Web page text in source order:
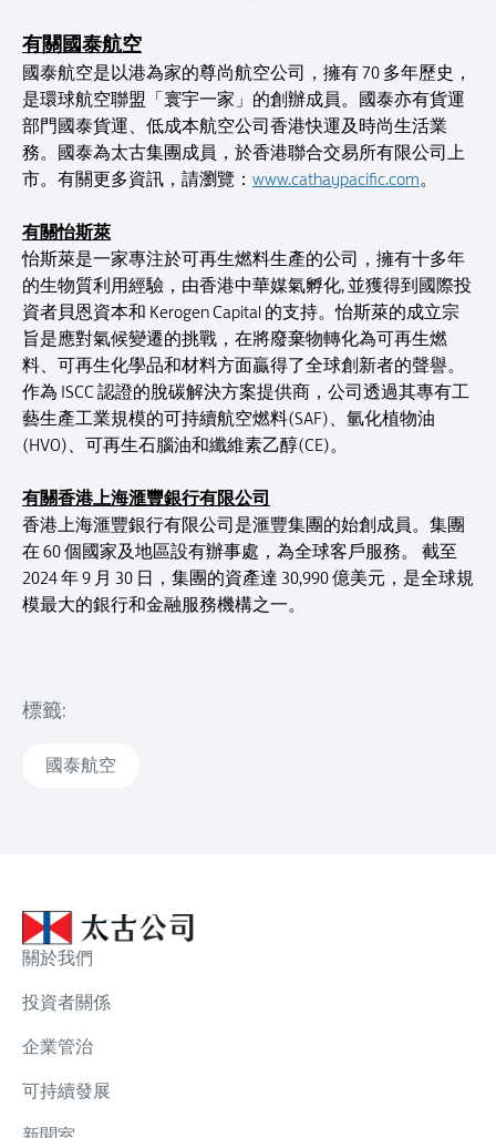
有關國泰航空
國泰航空是以港為家的尊尚航空公司，擁有 70 多年歷史，
是環球航空聯盟「寰宇一家」的創辦成員。國泰亦有貨運
部門國泰貨運、低成本航空公司香港快運及時尚生活業
務。國泰為太古集團成員，於香港聯合交易所有限公司上
市。有關更多資訊，請瀏覽： www.cathaypacific.com。
有關怡斯萊
怡斯萊是一家專注於可再生燃料生產的公司，擁有十多年
的生物質利用經驗，由香港中華媒氣孵化, 並獲得到國際投
資者貝恩資本和 Kerogen Capital 的支持。怡斯萊的成立宗
旨是應對氣候變遷的挑戰，在將廢棄物轉化為可再生燃
料、可再生化學品和材料方面贏得了全球創新者的聲譽。
作為 ISCC 認證的脫碳解決方案提供商，公司透過其專有工
藝生產工業規模的可持續航空燃料(SAF)、氫化植物油
(HVO)、可再生石腦油和纖維素乙醇(CE)。
有關香港上海滙豐銀行有限公司
香港上海滙豐銀行有限公司是滙豐集團的始創成員。集團
在 60 個國家及地區設有辦事處，為全球客戶服務。 截至
2024 年 9 月 30 日，集團的資產達 30,990 億美元，是全球規
模最大的銀行和金融服務機構之一。
標籤:
國泰航空
關於我們
投資者關係
企業管治
可持續發展